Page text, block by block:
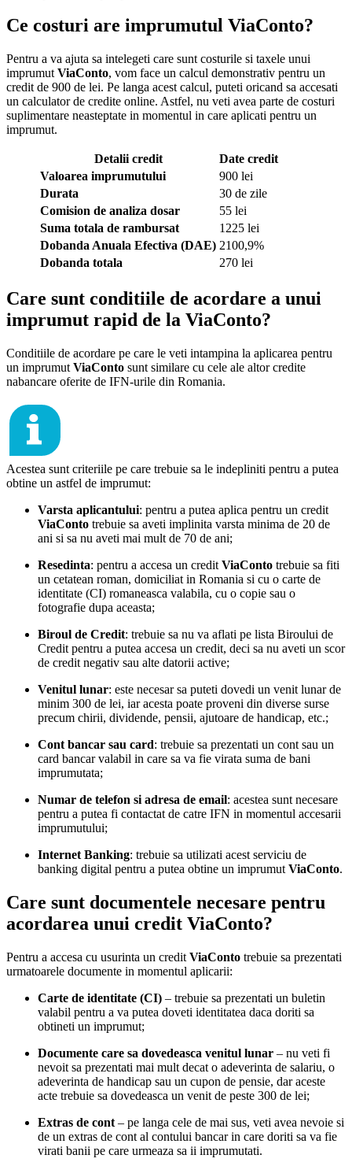
Ce costuri are imprumutul ViaConto?
Pentru a va ajuta sa intelegeti care sunt costurile si taxele unui
imprumut ViaConto, vom face un calcul demonstrativ pentru un
credit de 900 de lei. Pe langa acest calcul, puteti oricand sa accesati
un calculator de credite online. Astfel, nu veti avea parte de costuri
suplimentare neasteptate in momentul in care aplicati pentru un
imprumut.
Detalii credit
Date credit
Valoarea imprumutului
900 lei
Durata
30 de zile
Comision de analiza dosar
55 lei
Suma totala de rambursat
1225 lei
Dobanda Anuala Efectiva (DAE) 2100,9%
Dobanda totala
270 lei
Care sunt conditiile de acordare a unui
imprumut rapid de la ViaConto?
Conditiile de acordare pe care le veti intampina la aplicarea pentru
un imprumut ViaConto sunt similare cu cele ale altor credite
nabancare oferite de IFN-urile din Romania.
Acestea sunt criteriile pe care trebuie sa le indepliniti pentru a putea
obtine un astfel de imprumut:
Varsta aplicantului: pentru a putea aplica pentru un credit
ViaConto trebuie sa aveti implinita varsta minima de 20 de
ani si sa nu aveti mai mult de 70 de ani;
Resedinta: pentru a accesa un credit ViaConto trebuie sa fiti
un cetatean roman, domiciliat in Romania si cu o carte de
identitate (CI) romaneasca valabila, cu o copie sau o
fotografie dupa aceasta;
Biroul de Credit: trebuie sa nu va aflati pe lista Biroului de
Credit pentru a putea accesa un credit, deci sa nu aveti un scor
de credit negativ sau alte datorii active;
Venitul lunar: este necesar sa puteti dovedi un venit lunar de
minim 300 de lei, iar acesta poate proveni din diverse surse
precum chirii, dividende, pensii, ajutoare de handicap, etc.;
Cont bancar sau card: trebuie sa prezentati un cont sau un
card bancar valabil in care sa va fie virata suma de bani
imprumutata;
Numar de telefon si adresa de email: acestea sunt necesare
pentru a putea fi contactat de catre IFN in momentul accesarii
imprumutului;
Internet Banking: trebuie sa utilizati acest serviciu de
banking digital pentru a putea obtine un imprumut ViaConto.
Care sunt documentele necesare pentru
acordarea unui credit ViaConto?
Pentru a accesa cu usurinta un credit ViaConto trebuie sa prezentati
urmatoarele documente in momentul aplicarii:
Carte de identitate (CI) – trebuie sa prezentati un buletin
valabil pentru a va putea doveti identitatea daca doriti sa
obtineti un imprumut;
Documente care sa dovedeasca venitul lunar – nu veti fi
nevoit sa prezentati mai mult decat o adeverinta de salariu, o
adeverinta de handicap sau un cupon de pensie, dar aceste
acte trebuie sa dovedeasca un venit de peste 300 de lei;
Extras de cont – pe langa cele de mai sus, veti avea nevoie si
de un extras de cont al contului bancar in care doriti sa va fie
virati banii pe care urmeaza sa ii imprumutati.